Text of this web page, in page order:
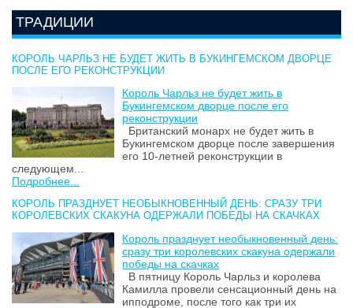
ТРАДИЦИИ
КОРОЛЬ ЧАРЛЬЗ НЕ БУДЕТ ЖИТЬ В БУКИНГЕМСКОМ ДВОРЦЕ
ПОСЛЕ ЕГО РЕКОНСТРУКЦИИ
Король Чарльз не будет жить в
Букингемском дворце после его
реконструкции
Британский монарх не будет жить в
Букингемском дворце после завершения
его 10-летней реконструкции в
следующем...
Подробнее...
КОРОЛЬ ПРАЗДНУЕТ НЕОБЫКНОВЕННЫЙ ДЕНЬ: СРАЗУ ТРИ
КОРОЛЕВСКИХ СКАКУНА ОДЕРЖАЛИ ПОБЕДЫ НА СКАЧКАХ
Король празднует необыкновенный день:
сразу три королевских скакуна одержали
победы на скачках
В пятницу Король Чарльз и королева
Камилла провели сенсационный день на
ипподроме, после того как три их